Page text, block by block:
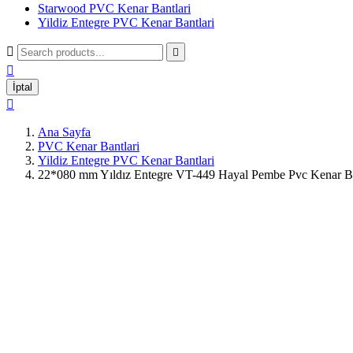
Starwood PVC Kenar Bantlari
Yildiz Entegre PVC Kenar Bantlari
 

İptal

Ana Sayfa
PVC Kenar Bantlari
Yildiz Entegre PVC Kenar Bantlari
22*080 mm Yıldız Entegre VT-449 Hayal Pembe Pvc Kenar